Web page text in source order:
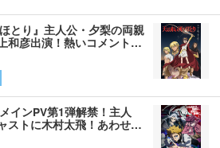
とり』主人公・夕梨の両親
和彦出演！熱いコメント…
インPV第1弾解禁！主人
ストに木村太飛！あわせ…